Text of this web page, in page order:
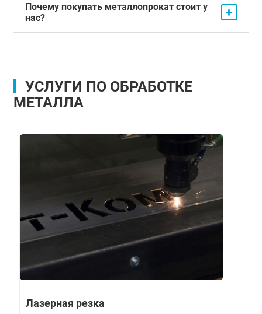
Почему покупать металлопрокат стоит у
нас?
+
УСЛУГИ ПО ОБРАБОТКЕ
МЕТАЛЛА
Лазерная резка